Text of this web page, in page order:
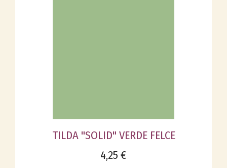
TILDA "SOLID" VERDE FELCE
4,25 €